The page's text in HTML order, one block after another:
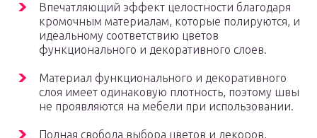
Впечатляющий эффект целостности благодаря
кромочным материалам, которые полируются, и
идеальному соответствию цветов
функционального и декоративного слоев.
Материал функционального и декоративного
слоя имеет одинаковую плотность, поэтому швы
не проявляются на мебели при использовании.
Полная свобода выбора цветов и декоров,